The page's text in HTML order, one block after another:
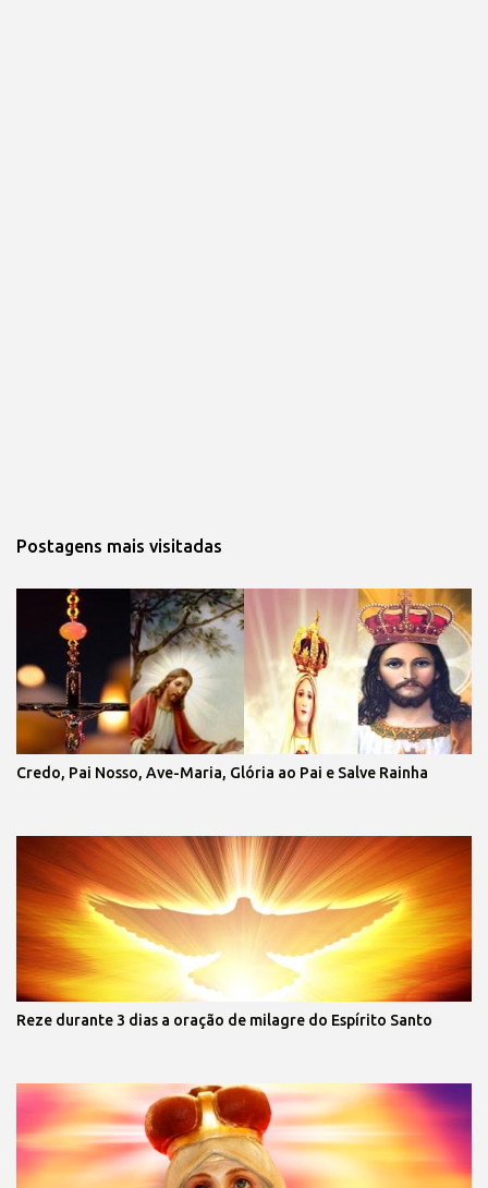
Postagens mais visitadas
Credo, Pai Nosso, Ave-Maria, Glória ao Pai e Salve Rainha
Reze durante 3 dias a oração de milagre do Espírito Santo